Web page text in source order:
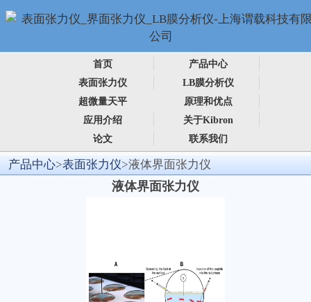
首页
产品中心
表面张力仪
LB膜分析仪
超微量天平
原理和优点
应用介绍
关于Kibron
论文
联系我们
产品中心>表面张力仪>液体界面张力仪
液体界面张力仪